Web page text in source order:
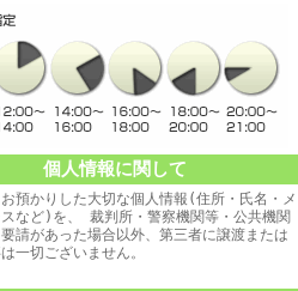
個人情報に関して
預かりした大切な個人情報(住所・氏名・メ
など)を、 裁判所・警察機関等・公共機関
請があった場合以外、第三者に譲渡または
一切ございません。